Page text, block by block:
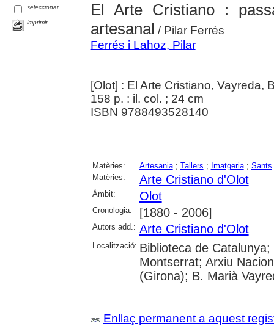
seleccionar
imprimir
El Arte Cristiano :
artesanal / Pilar Ferrés
Ferrés i Lahoz, Pilar
[Olot] : El Arte Cristiano, Vayreda,
158 p. : il. col. ; 24 cm
ISBN 9788493528140
Matèries: Artesania; Tallers ; Imatgeria; Sants
Matèries:
Arte Cristiano d'Olot
Àmbit: Olot
Cronologia: [1880 - 2006]
Autors add.: Arte Cristiano d'Olot
Localització: Biblioteca de
Montserrat; Arxiu
(Girona); B. Marià
Enllaç permanent a aquest